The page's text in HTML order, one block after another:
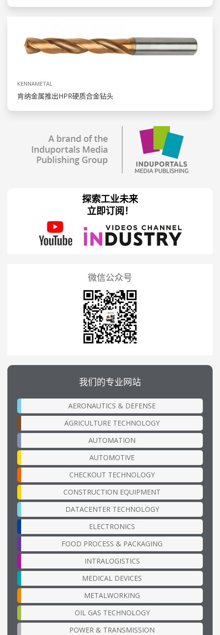
KENNAMETAL
肯纳金属推出HPR硬质合金钻头
探索工业未来
立即订阅！
微信公众号
我们的专业网站
AERONAUTICS & DEFENSE
AGRICULTURE TECHNOLOGY
AUTOMATION
AUTOMOTIVE
CHECKOUT TECHNOLOGY
CONSTRUCTION EQUIPMENT
DATACENTER TECHNOLOGY
ELECTRONICS
FOOD PROCESS & PACKAGING
INTRALOGISTICS
MEDICAL DEVICES
METALWORKING
OIL GAS TECHNOLOGY
POWER & TRANSMISSION